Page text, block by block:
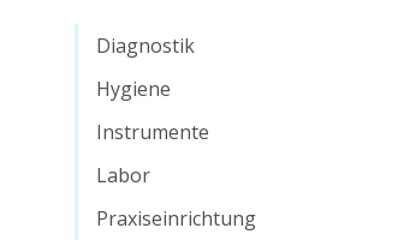
Diagnostik
Hygiene
Instrumente
Labor
Praxiseinrichtung